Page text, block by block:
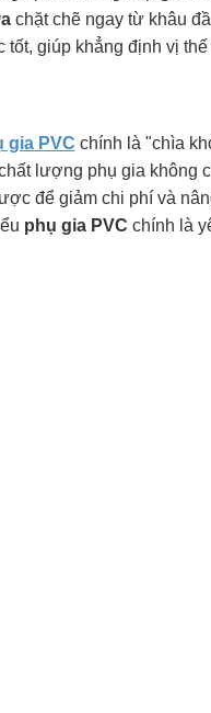
chặt chẽ ngay từ khâu
giúp khẳng định vị
gia PVC chính là "chìa
lượng phụ gia không
để giảm chi phí và
phụ gia PVC chính là